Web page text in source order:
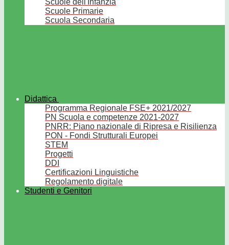
Scuole dell'Infanzia
Scuole Primarie
Scuola Secondaria
Didattica
Programma Regionale FSE+ 2021/2027
PN Scuola e competenze 2021-2027
PNRR: Piano nazionale di Ripresa e Risilienza
PON - Fondi Strutturali Europei
STEM
Progetti
DDI
Certificazioni Linguistiche
Regolamento digitale
Studenti e Genitori